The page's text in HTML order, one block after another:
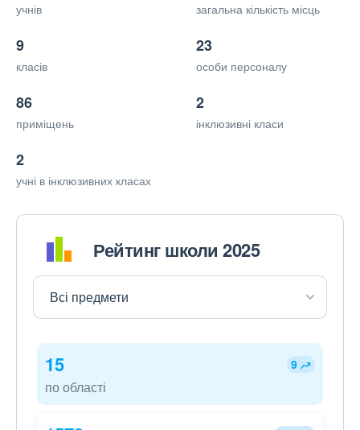
учнів загальна кількість місць
9
класів
23
особи персоналу
86
приміщень
2
інклюзивні класи
2
учні в інклюзивних класах
Рейтинг школи 2025
15 9
по області